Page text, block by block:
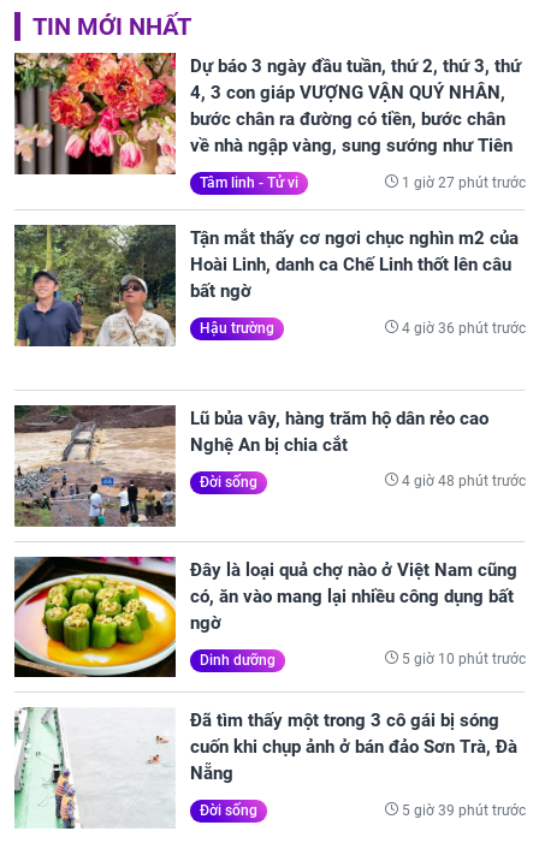
TIN MỚI NHẤT
Dự báo 3 ngày đầu tuần, thứ 2, thứ 3, thứ
4, 3 con giáp VƯỢNG VẬN QUÝ NHÂN,
bước chân ra đường có tiền, bước chân
về nhà ngập vàng, sung sướng như Tiên
Tâm linh - Tử vi 1 giờ 27 phút trước
Tận mắt thấy cơ ngơi chục nghìn m2 của
Hoài Linh, danh ca Chế Linh thốt lên câu
bất ngờ
Hậu trường 4 giờ 36 phút trước
Lũ bủa vây, hàng trăm hộ dân rẻo cao
Nghệ An bị chia cắt
Đời sống 4 giờ 48 phút trước
Đây là loại quả chợ nào ở Việt Nam cũng
có, ăn vào mang lại nhiều công dụng bất
ngờ
Dinh dưỡng 5 giờ 10 phút trước
Đã tìm thấy một trong 3 cô gái bị sóng
cuốn khi chụp ảnh ở bán đảo Sơn Trà, Đà
Nẵng
Đời sống 5 giờ 39 phút trước